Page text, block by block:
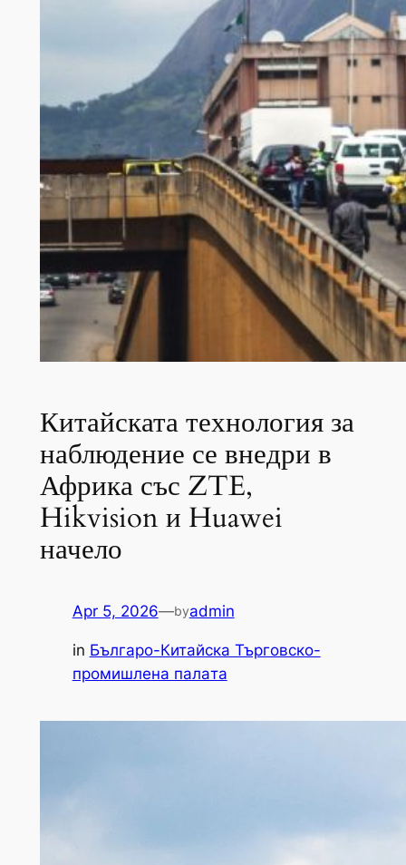
Китайската технология за
наблюдение се внедри в
Африка със ZTE,
Hikvision и Huawei
начело
Apr 5, 2026—byadmin
in Българо-Китайска Търговско-
промишлена палaта